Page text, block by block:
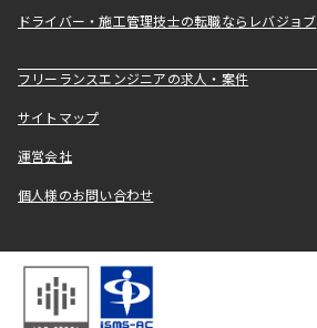
ドライバー・施工管理技士の転職ならレバジョブ
フリーランスエンジニアの求人・案件
サイトマップ
運営会社
個人様のお問い合わせ